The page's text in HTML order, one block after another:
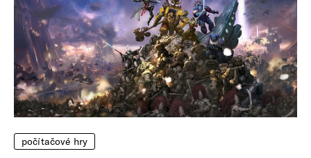
počítačové hry